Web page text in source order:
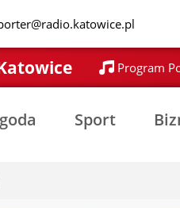
Program
Sport